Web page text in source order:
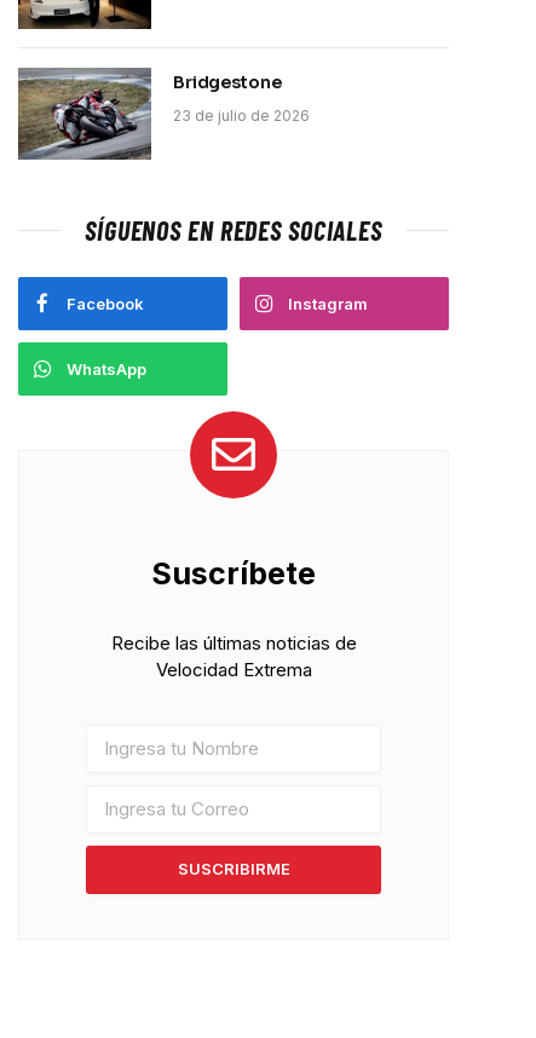
Bridgestone
23 de julio de 2026
SÍGUENOS EN REDES SOCIALES
Facebook Instagram
WhatsApp
Suscríbete
Recibe las últimas noticias de
Velocidad Extrema
SUSCRIBIRME